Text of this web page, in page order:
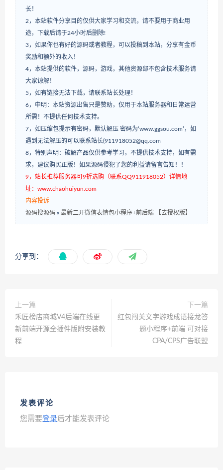
长！
2，本站软件分享目的仅供大家学习和交流，请不要用于商业用
途，下载后请于24小时后删除!
3，如果你也有好的源码或者教程，可以投稿到本站，分享有金币
奖励和额外的收入！
4，本站提供的软件，源码，游戏，其他资源部不包含技术服务请
大家谅解！
5，如有链接无法下载，请联系站长处理！
6，申明：本站资源出售只是赞助，仅用于本站服务器和日常运营
所需！不提供任何技术支持。
7，如压缩包提示有密码，默认解压 密码为‘www.ggsou.com’，如
遇到无法解压的可以联系站长(911918052@qq.com
8，特别声明：破解产品仅供参考学习，不提供技术支持，如有需
求，建议购买正版！如果源码侵犯了您的利益请留言告知！！
9，站长推荐服务器可9折选购（联系QQ911918052）详情地
址：www.chaohuiyun.com
内容投诉
源码搜源码 » 最新二开微信表情包小程序+前后端 【去授权版】
分享到：
上一篇
禾匠榜店商城V4后端在线更
新前端开源全插件版附安装教
程
下一篇
红包闯关文字游戏成语接龙答
题小程序+前端 可对接
CPA/CPS广告联盟
发表评论
您需要登录后才能发表评论